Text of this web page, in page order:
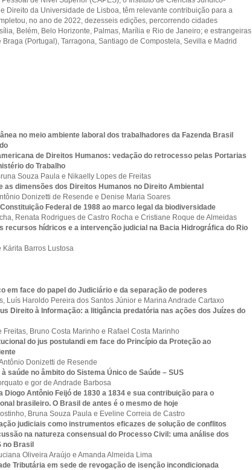
Direito da Universidade de Lisboa, têm relevante contribuição para a
no ano de 2022, dezesseis edições, percorrendo cidades
Belém, Belo Horizonte, Palmas, Marília e Rio de Janeiro; e estrangeiras
(Portugal), Tarragona, Santiago de Compostela, Sevilla e Madrid
no meio ambiente laboral dos trabalhadores da Fazenda Brasil
de Direitos Humanos: vedação do retrocesso pelas Portarias
do Trabalho
Souza Paula e Nikaelly Lopes de Freitas
as dimensões dos Direitos Humanos no Direito Ambiental
Donizetti de Resende e Denise Maria Soares
Federal de 1988 ao marco legal da biodiversidade
Renata Rodrigues de Castro Rocha e Cristiane Roque de Almeidas
recursos hídricos e a intervenção judicial na Bacia Hidrográfica do Rio
Barros Lustosa
em face do papel do Judiciário e da separação de poderes
Luís Haroldo Pereira dos Santos Júnior e Marina Andrade Cartaxo
Direito à Informação: a litigância predatória nas ações dos Juízes do
Freitas, Bruno Costa Marinho e Rafael Costa Marinho
do jus postulandi em face do Princípio da Proteção ao
Donizetti de Resende
saúde no âmbito do Sistema Único de Saúde – SUS
e gor de Andrade Barbosa
Diogo Antônio Feijó de 1830 a 1834 e sua contribuição para o
brasileiro. O Brasil de antes é o mesmo de hoje
Bruna Souza Paula e Eveline Correia de Castro
judiciais como instrumentos eficazes de solução de conflitos
na natureza consensual do Processo Civil: uma análise dos
no Brasil
Oliveira Araújo e Amanda Almeida Lima
Tributária em sede de revogação de isenção incondicionada